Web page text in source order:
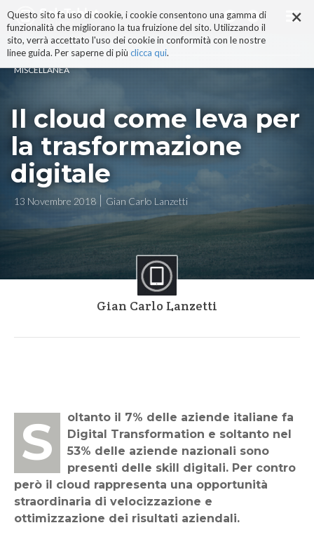
×
Questo sito fa uso di cookie, i cookie consentono una gamma di
funzionalità che migliorano la tua fruizione del sito. Utilizzando il
sito, verrà accettato l'uso dei cookie in conformità con le nostre
linee guida. Per saperne di più clicca qui.
ai
contenuti.
|
alla
navigazione
MISCELLANEA
Il cloud come leva per
la trasformazione
digitale
13 Novembre 2018 Gian Carlo Lanzetti
Gian Carlo Lanzetti
Soltanto il 7% delle aziende italiane fa
Digital Transformation e soltanto nel
53% delle aziende nazionali sono
presenti delle skill digitali. Per contro
però il cloud rappresenta una opportunità
straordinaria di velocizzazione e
ottimizzazione dei risultati aziendali.